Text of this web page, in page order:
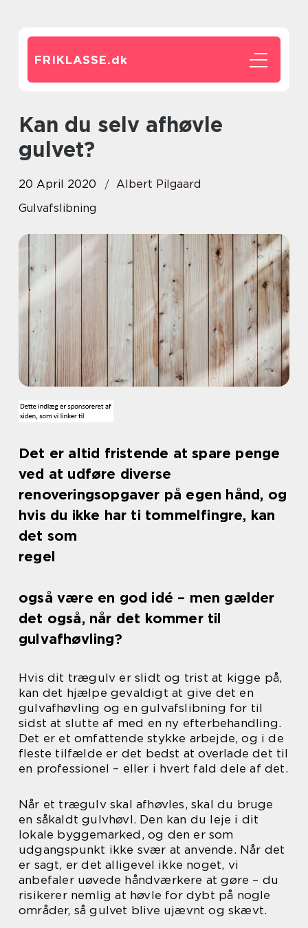
FRIKLASSE.dk
Kan du selv afhøvle
gulvet?
20 April 2020
Albert Pilgaard
Gulvafslibning
Det er altid fristende at spare penge
ved at udføre diverse
renoveringsopgaver på egen hånd, og
hvis du ikke har ti tommelfingre, kan
det som
regel
også være en god idé – men gælder
det også, når det kommer til
gulvafhøvling?
Hvis dit trægulv er slidt og trist at kigge på,
kan det hjælpe gevaldigt at give det en
gulvafhøvling og en gulvafslibning for til
sidst at slutte af med en ny efterbehandling.
Det er et omfattende stykke arbejde, og i de
fleste tilfælde er det bedst at overlade det til
en professionel – eller i hvert fald dele af det.
Når et trægulv skal afhøvles, skal du bruge
en såkaldt gulvhøvl. Den kan du leje i dit
lokale byggemarked, og den er som
udgangspunkt ikke svær at anvende. Når det
er sagt, er det alligevel ikke noget, vi
anbefaler uøvede håndværkere at gøre – du
risikerer nemlig at høvle for dybt på nogle
områder, så gulvet blive ujævnt og skævt.